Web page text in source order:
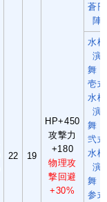
22 19
HP+450
攻撃力
+180
物理攻
撃回避
+30%
蒼円
陣
水槍
演
舞・
壱式
水槍
演
舞・
弐式
水槍
演
舞・
参式